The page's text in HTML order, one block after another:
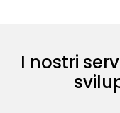
I nostri